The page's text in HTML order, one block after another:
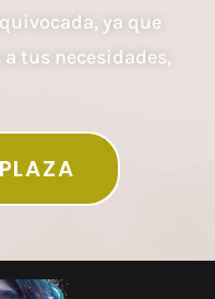
ya que
tus necesidades,